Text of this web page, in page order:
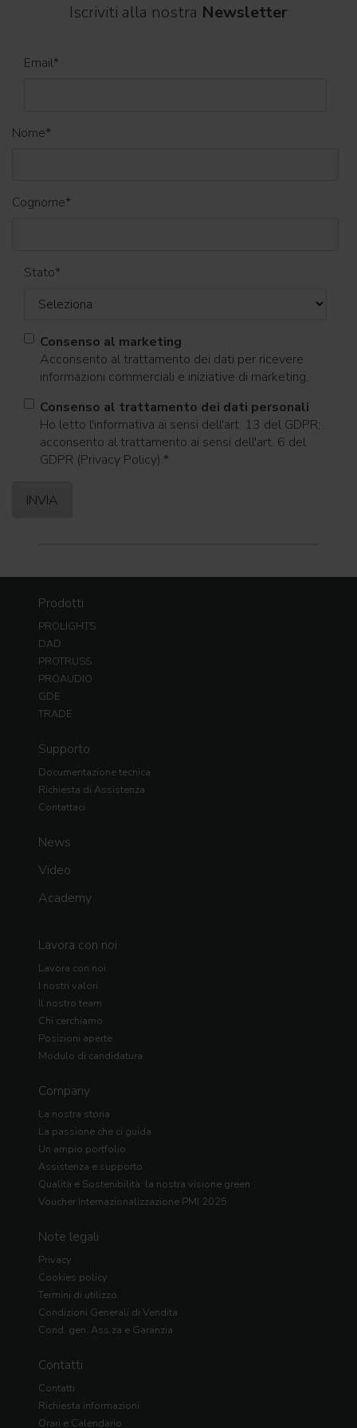
Iscriviti alla nostra Newsletter
Email*
Nome*
Cognome*
Stato*
Consenso al marketing
Acconsento al trattamento dei dati per ricevere
informazioni commerciali e iniziative di marketing.
Consenso al trattamento dei dati personali
Ho letto l'informativa ai sensi dell'art. 13 del GDPR;
acconsento al trattamento ai sensi dell'art. 6 del
GDPR (Privacy Policy).*
Prodotti
PROLIGHTS
DAD
PROTRUSS
PROAUDIO
GDE
TRADE
Supporto
Documentazione tecnica
Richiesta di Assistenza
Contattaci
News
Video
Academy
Lavora con noi
Lavora con noi
I nostri valori
Il nostro team
Chi cerchiamo
Posizioni aperte
Modulo di candidatura
Company
La nostra storia
La passione che ci guida
Un ampio portfolio
Assistenza e supporto
Qualità e Sostenibilità: la nostra visione green
Voucher Internazionalizzazione PMI 2025
Note legali
Privacy
Cookies policy
Termini di utilizzo
Condizioni Generali di Vendita
Cond. gen. Ass.za e Garanzia
Contatti
Contatti
Richiesta informazioni
Orari e Calendario